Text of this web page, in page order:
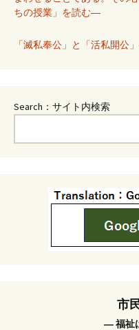
ちの授業」を読む―
「滅私奉公」と「活私開
Search：サイト内検索
市
― 福祉